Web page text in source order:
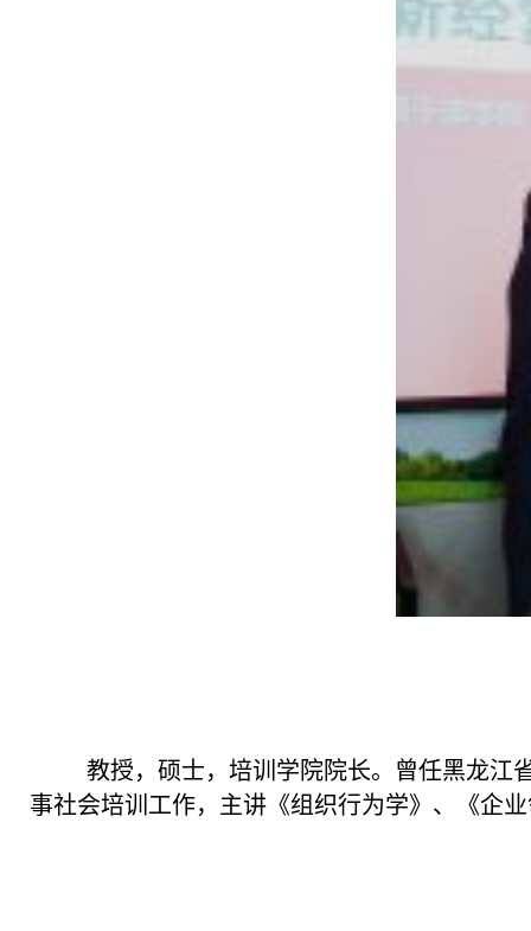
教授，硕士，培训学院院长。曾任黑龙江
事社会培训工作，主讲《组织行为学》、《企